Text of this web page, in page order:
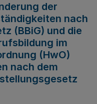
der
nach
(BBiG) und die
im
(HwO)
nach dem